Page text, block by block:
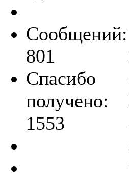
Сообщений:
801
Спасибо
получено:
1553